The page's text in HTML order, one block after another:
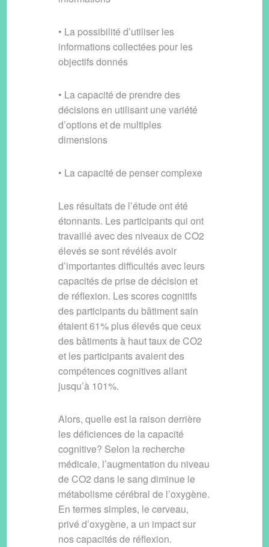
• La possibilité d’utiliser les
informations collectées pour les
objectifs donnés
• La capacité de prendre des
décisions en utilisant une variété
d’options et de multiples
dimensions
• La capacité de penser complexe
Les résultats de l’étude ont été
étonnants. Les participants qui ont
travaillé avec des niveaux de CO2
élevés se sont révélés avoir
d’importantes difficultés avec leurs
capacités de prise de décision et
de réflexion. Les scores cognitifs
des participants du bâtiment sain
étaient 61% plus élevés que ceux
des bâtiments à haut taux de CO2
et les participants avaient des
compétences cognitives allant
jusqu’à 101%.
Alors, quelle est la raison derrière
les déficiences de la capacité
cognitive? Selon la recherche
médicale, l’augmentation du niveau
de CO2 dans le sang diminue le
métabolisme cérébral de l’oxygène.
En termes simples, le cerveau,
privé d’oxygène, a un impact sur
nos capacités de réflexion.